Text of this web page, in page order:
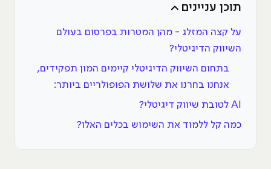
תוכן עניינים
על קצה המזלג - מהן המטרות בפרסום בעולם
השיווק הדיגיטלי?
בתחום השיווק הדיגיטלי קיימים המון תפקידים,
אנחנו בחרנו את שלושת הפופולריים ביותר:
AI לטובת שיווק דיגיטלי?
כמה קל ללמוד את השימוש בכלים האלו?